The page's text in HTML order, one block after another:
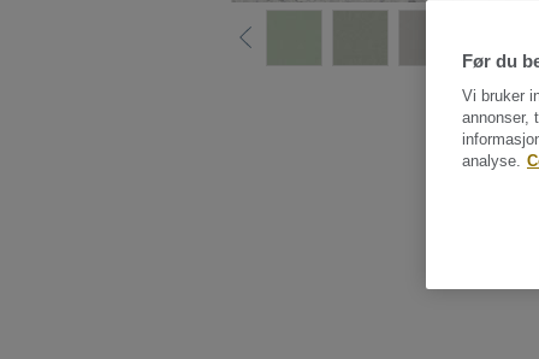
Før du
Vi bruker
annonser,
analyse.